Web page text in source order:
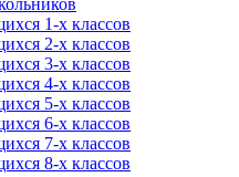
1-х классов
2-х классов
3-х классов
4-х классов
5-х классов
6-х классов
7-х классов
8-х классов